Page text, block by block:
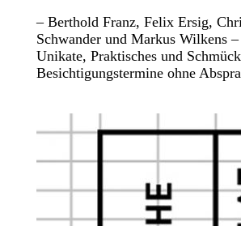
– Berthold Franz, Felix Ersig,
Schwander und Markus Wilkens
Unikate, Praktisches und
Besichtigungstermine ohne